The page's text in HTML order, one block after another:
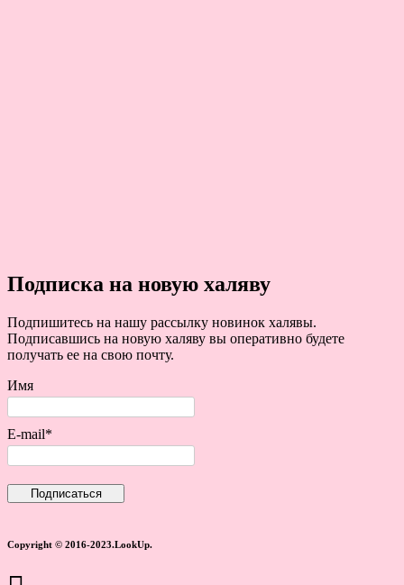
Подписка на новую халяву
Подпишитесь на нашу рассылку новинок халявы.
Подписавшись на новую халяву вы оперативно будете
получать ее на свою почту.
Имя
E-mail*
Copyright © 2016-2023.LookUp.